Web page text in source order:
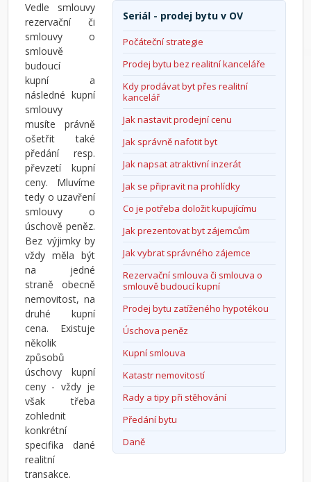
Seriál - prodej bytu v OV
Počáteční strategie
Prodej bytu bez realitní kanceláře
Kdy prodávat byt přes realitní
kancelář
Jak nastavit prodejní cenu
Jak správně nafotit byt
Jak napsat atraktivní inzerát
Jak se připravit na prohlídky
Co je potřeba doložit kupujícímu
Jak prezentovat byt zájemcům
Jak vybrat správného zájemce
Rezervační smlouva či smlouva o
smlouvě budoucí kupní
Prodej bytu zatíženého hypotékou
Úschova peněz
Kupní smlouva
Katastr nemovitostí
Rady a tipy při stěhování
Předání bytu
Daně
Vedle smlouvy
rezervační či
smlouvy o
smlouvě
budoucí
kupní a
následné kupní
smlouvy
musíte právně
ošetřit také
předání resp.
převzetí kupní
ceny. Mluvíme
tedy o uzavření
smlouvy o
úschově peněz.
Bez výjimky by
vždy měla být
na jedné
straně obecně
nemovitost, na
druhé kupní
cena. Existuje
několik
způsobů
úschovy kupní
ceny - vždy je
však třeba
zohlednit
konkrétní
specifika dané
realitní
transakce.